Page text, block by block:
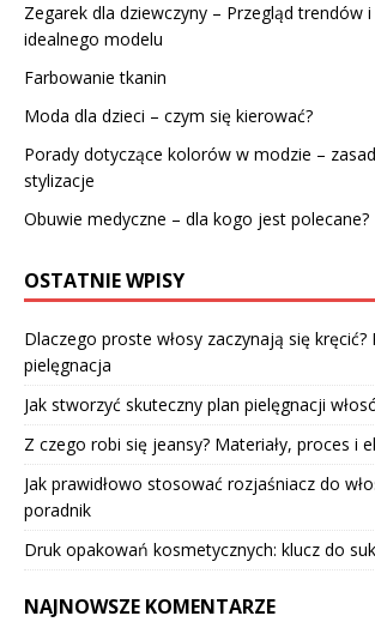
Zegarek dla dziewczyny – Przegląd trendów
idealnego modelu
Farbowanie tkanin
Moda dla dzieci – czym się kierować?
Porady dotyczące kolorów w modzie –
stylizacje
Obuwie medyczne – dla kogo jest polecane?
OSTATNIE WPISY
Dlaczego proste włosy zaczynają się kręcić?
pielęgnacja
Jak stworzyć skuteczny plan pielęgnacji
Z czego robi się jeansy? Materiały, proces i
Jak prawidłowo stosować rozjaśniacz do
poradnik
Druk opakowań kosmetycznych: klucz do
NAJNOWSZE KOMENTARZE